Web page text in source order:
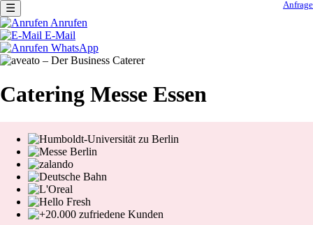
☰
Navigation
überspringen
Anfrage
Anrufen
E-Mail
WhatsApp
Catering Messe Essen